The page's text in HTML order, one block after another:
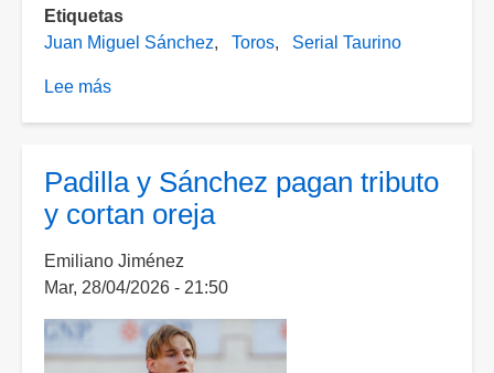
Etiquetas
Juan Miguel Sánchez
Toros Serial Taurino
Lee más
de
Juan
Sánchez
Padilla y Sánchez pagan tributo
y cortan oreja
Emiliano Jiménez
Mar, 28/04/2026 - 21:50